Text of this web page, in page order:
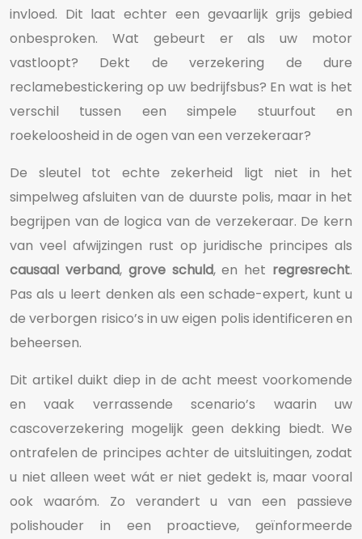
invloed. Dit laat echter een gevaarlijk grijs gebied
onbesproken. Wat gebeurt er als uw motor
vastloopt? Dekt de verzekering de dure
reclamebestickering op uw bedrijfsbus? En wat is het
verschil tussen een simpele stuurfout en
roekeloosheid in de ogen van een verzekeraar?
De sleutel tot echte zekerheid ligt niet in het
simpelweg afsluiten van de duurste polis, maar in het
begrijpen van de logica van de verzekeraar. De kern
van veel afwijzingen rust op juridische principes als
causaal verband, grove schuld, en het regresrecht.
Pas als u leert denken als een schade-expert, kunt u
de verborgen risico’s in uw eigen polis identificeren en
beheersen.
Dit artikel duikt diep in de acht meest voorkomende
en vaak verrassende scenario’s waarin uw
cascoverzekering mogelijk geen dekking biedt. We
ontrafelen de principes achter de uitsluitingen, zodat
u niet alleen weet wát er niet gedekt is, maar vooral
ook waaróm. Zo verandert u van een passieve
polishouder in een proactieve, geïnformeerde